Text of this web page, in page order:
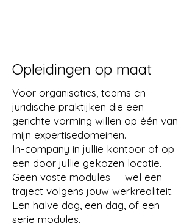
Voor wie
Psychotherapeuten en
psychologen in opleiding of
gevestigd
Hulpverleners in CLB, CGG, OCMW,
jeugdzorg, vrouwenopvang
Gespecialiseerde werkers in
trauma, scheiding, geweld of
contactverlies
Teams die casus- of intervisie
Opleidingen op maat
Voor organisaties, teams en
juridische praktijken die een
gerichte vorming willen op één van
mijn expertisedomeinen.
In-company in jullie kantoor of op
een door jullie gekozen locatie.
Geen vaste modules — wel een
traject volgens jouw werkrealiteit.
Een halve dag, een dag, of een
serie modules.